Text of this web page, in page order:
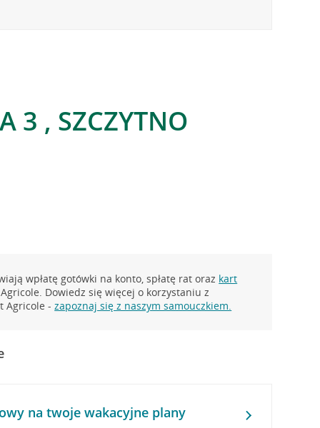
3 , SZCZYTNO
wpłatę gotówki na konto, spłatę rat oraz kart
Dowiedz się więcej o korzystaniu z
Agricole -zapoznaj się z naszym samouczkiem.
na twoje wakacyjne plany